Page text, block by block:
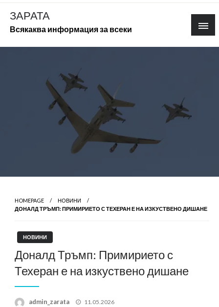
Skip
content
ЗАРАТА
Всякаква информация за всеки
HOMEPAGE
НОВИНИ
ДОНАЛД ТРЪМП: ПРИМИРИЕТО С ТЕХЕРАН Е НА ИЗКУСТВЕНО ДИШАНЕ
НОВИНИ
Доналд Тръмп: Примирието с
Техеран е на изкуствено дишане
admin_zarata
Posted
11.05.2026